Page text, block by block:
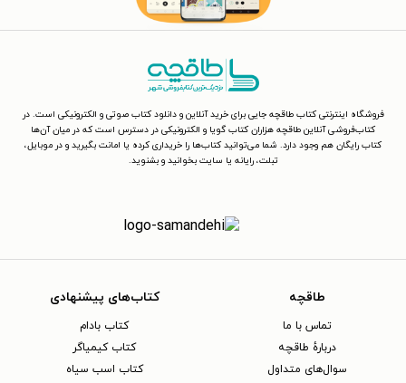
فروشگاه اینترنتی کتاب طاقچه جایی برای خرید آنلاین و دانلود کتاب صوتی و الکترونیکی است. در
کتاب‌فروشی آنلاین طاقچه هزاران کتاب گویا و الکترونیکی در دسترس است که در میان آن‌ها
کتاب رایگان هم وجود دارد. شما می‌توانید کتاب‌ها را خریداری کرده یا امانت بگیرید و در موبایل،
تبلت، رایانه یا سایت بخوانید و بشنوید.
طاقچه
تماس با ما
دربارهٔ طاقچه
سوال‌های متداول
کتاب‌های پیشنهادی
کتاب بادام
کتاب کیمیاگر
کتاب اسب سیاه